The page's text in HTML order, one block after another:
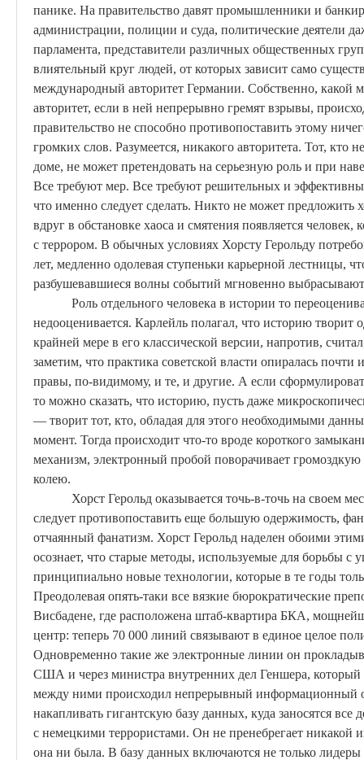
панике. На правительство давят промышленники и
администрации, полиции и суда, политические деятели
парламента, представители различных общественных
влиятельный круг людей, от которых зависит само
международный авторитет Германии. Собственно, какой
авторитет, если в ней непрерывно гремят взрывы,
правительство не способно противопоставить этому
громких слов. Разумеется, никакого авторитета. Тот, кто
доме, не может претендовать на серьезную роль и при
Все требуют мер. Все требуют решительных и
что именно следует сделать. Никто не может предложить
вдруг в обстановке хаоса и смятения появляется человек,
с террором. В обычных условиях Хорсту Герольду
лет, медленно одолевая ступеньки карьерной лестницы,
разбушевавшиеся волны событий мгновенно
Роль отдельного человека в истории то
недооценивается. Карлейль полагал, что историю творит
крайней мере в его классической версии, напротив,
заметим, что практика советской власти опиралась
правы, по-видимому, и те, и другие. А если
то можно сказать, что историю, пусть даже
— творит тот, кто, обладая для этого необходимыми
момент. Тогда происходит что-то вроде короткого
механизм, электронный пробой поворачивает
колею.
Хорст Герольд оказывается точь-в-точь на своем
следует противопоставить еще большую одержимость,
отчаянный фанатизм. Хорст Герольд наделен обоими
осознает, что старые методы, используемые для борьбы с
принципиально новые технологии, которые в те годы
Преодолевая опять-таки все вязкие бюрократические
Висбадене, где расположена штаб-квартира БКА,
центр: теперь 70 000 линий связывают в единое целое
Одновременно такие же электронные линии он
США и через министра внутренних дел Геншера, который
между ними происходил непрерывный информационный
накапливать гигантскую базу данных, куда заносятся все
с немецкими террористами. Он не пренебрегает никакой
она ни была. В базу данных включаются не только